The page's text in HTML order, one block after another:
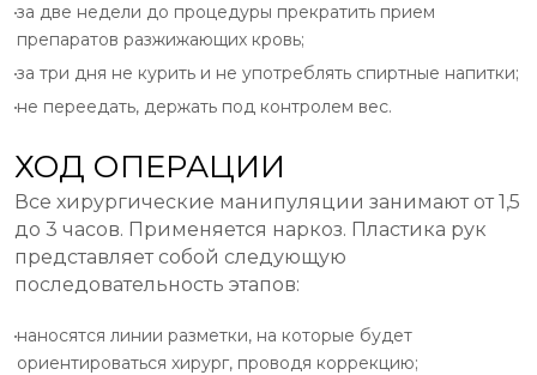
за две недели до процедуры прекратить прием
препаратов разжижающих кровь;
за три дня не курить и не употреблять спиртные напитки;
не переедать, держать под контролем вес.
ХОД ОПЕРАЦИИ
Все хирургические манипуляции занимают от 1,5
до 3 часов. Применяется наркоз. Пластика рук
представляет собой следующую
последовательность этапов:
наносятся линии разметки, на которые будет
ориентироваться хирург, проводя коррекцию;